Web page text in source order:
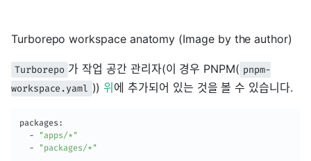
Turborepo workspace anatomy (Image by the author)
Turborepo 가 작업 공간 관리자(이 경우 PNPM( pnpm-
workspace.yaml ))위에 추가되어 있는 것을 볼 수 있습니다.
packages:
  -
"apps/*"
  -
"packages/*"